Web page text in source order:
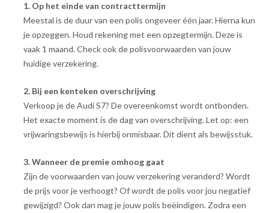
1. Op het einde van contracttermijn
Meestal is de duur van een polis ongeveer één jaar. Hierna kun
je opzeggen. Houd rekening met een opzegtermijn. Deze is
vaak 1 maand. Check ook de polisvoorwaarden van jouw
huidige verzekering.
2. Bij een kenteken overschrijving
Verkoop je de Audi S7? De overeenkomst wordt ontbonden.
Het exacte moment is de dag van overschrijving. Let op: een
vrijwaringsbewijs is hierbij onmisbaar. Dit dient als bewijsstuk.
3. Wanneer de premie omhoog gaat
Zijn de voorwaarden van jouw verzekering veranderd? Wordt
de prijs voor je verhoogt? Of wordt de polis voor jou negatief
gewijzigd? Ook dan mag je jouw polis beëindigen. Zodra een